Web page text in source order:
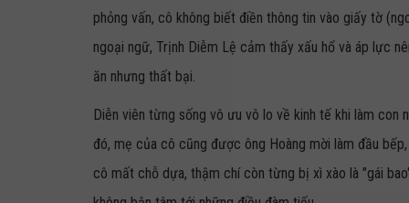
phỏng vấn, cô không biết điền thông tin vào giấy tờ
ngoại ngữ, Trịnh Diễm Lệ cảm thấy xấu hổ và áp lực
ăn nhưng thất bại.
Diễn viên từng sống vô ưu vô lo về kinh tế khi làm con
đó, mẹ của cô cũng được ông Hoàng mời làm đầu
cô mất chỗ dựa, thậm chí còn từng bị xì xào là "gái